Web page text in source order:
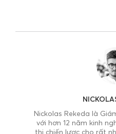
Nickolas Rekeda là
với hơn 12 năm kinh
thị chiến lược cho rất